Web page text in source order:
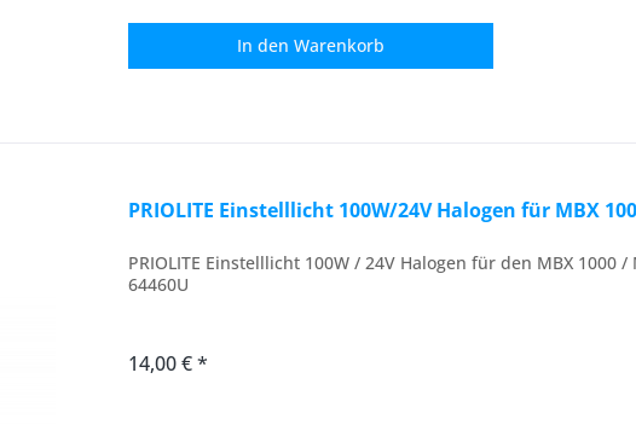
In den Warenkorb
PRIOLITE Einstelllicht 100W/24V Halogen für MBX
PRIOLITE Einstelllicht 100W / 24V Halogen für den MBX 1000
64460U
14,00 € *